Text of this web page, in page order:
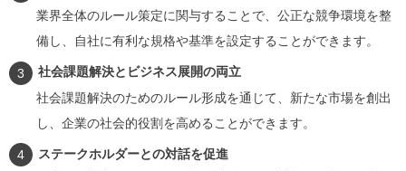
業界全体のルール策定に関与することで、公正な競争環境を整
備し、自社に有利な規格や基準を設定することができます。
社会課題解決とビジネス展開の両立
社会課題解決のためのルール形成を通じて、新たな市場を創出
し、企業の社会的役割を高めることができます。
ステークホルダーとの対話を促進